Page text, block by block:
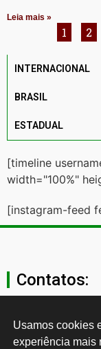
Leia mais »
1 2
INTERNACIONAL
BRASIL
ESTADUAL
[timeline
width="100%"
[instagram-feed
Contatos:
Usamos cookies
experiência mais